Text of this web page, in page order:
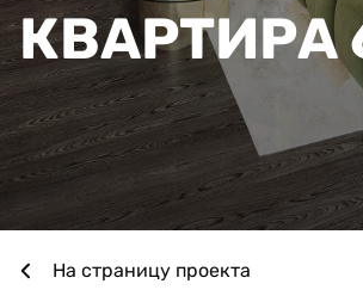
КВАРТИРА
На страницу проекта